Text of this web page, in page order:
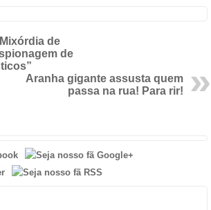
de
de
Aranha gigante assusta quem
passa na rua! Para rir!